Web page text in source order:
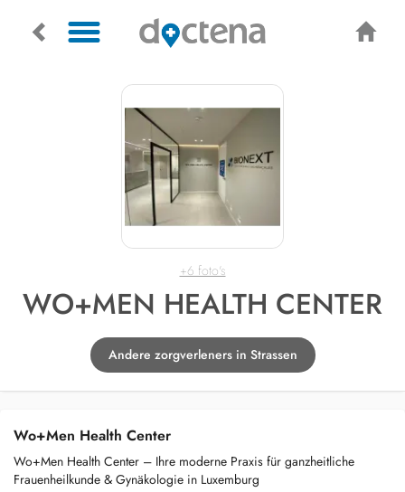
+6 foto's
WO+MEN HEALTH CENTER
Andere zorgverleners in Strassen
Wo+Men Health Center
Wo+Men Health Center – Ihre moderne Praxis für ganzheitliche
Frauenheilkunde & Gynäkologie in Luxemburg